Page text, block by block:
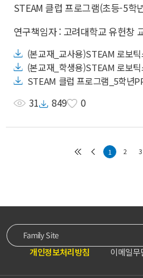
STEAM 클럽 프로그램(초등-5학
연구책임자 : 고려대학교 유헌창
(본교재_교사용)STEAM 로보
(본교재_학생용)STEAM 로보
STEAM 클럽 프로그램_5학년
31 849 0
1 2 3
개인정보처리방침 이메일
Family Site